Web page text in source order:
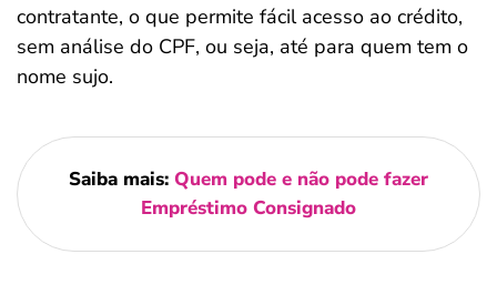
contratante, o que permite fácil acesso ao crédito,
sem análise do CPF, ou seja, até para quem tem o
nome sujo.
Saiba mais: Quem pode e não pode fazer
Empréstimo Consignado